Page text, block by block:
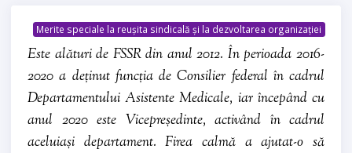
Merite speciale la reușita sindicală și la dezvoltarea organizației
Este alături de FSSR din anul 2012. În perioada 2016-
2020 a deținut funcția de Consilier federal în cadrul
Departamentului Asistente Medicale, iar începând cu
anul 2020 este Vicepreședinte, activând în cadrul
aceluiași departament. Firea calmă a ajutat-o să